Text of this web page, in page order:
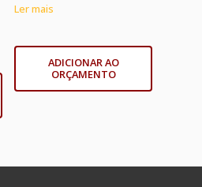
Ler mais
ADICIONAR AO
ORÇAMENTO